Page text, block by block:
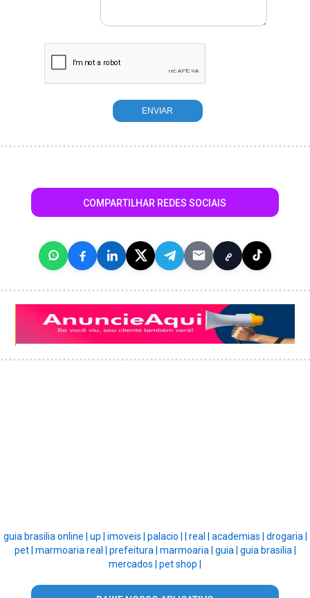
COMPARTILHAR REDES SOCIAIS
guia brasilia online | up | imoveis | palacio | real | academias | drogaria |
pet | marmoaria real | prefeitura | marmoaria | guia | guia brasilia |
mercados | pet shop |